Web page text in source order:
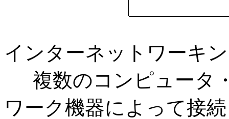
インターネットワーキ
複数のコンピュータ
ワーク機器によって接